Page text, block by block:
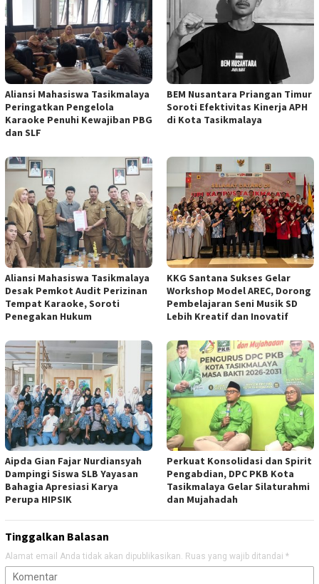
Aliansi Mahasiswa Tasikmalaya
Peringatkan Pengelola
Karaoke Penuhi Kewajiban PBG
dan SLF
BEM Nusantara Priangan Timur
Soroti Efektivitas Kinerja APH
di Kota Tasikmalaya
Aliansi Mahasiswa Tasikmalaya
Desak Pemkot Audit Perizinan
Tempat Karaoke, Soroti
Penegakan Hukum
KKG Santana Sukses Gelar
Workshop Model AREC, Dorong
Pembelajaran Seni Musik SD
Lebih Kreatif dan Inovatif
Aipda Gian Fajar Nurdiansyah
Dampingi Siswa SLB Yayasan
Bahagia Apresiasi Karya
Perupa HIPSIK
Perkuat Konsolidasi dan Spirit
Pengabdian, DPC PKB Kota
Tasikmalaya Gelar Silaturahmi
dan Mujahadah
Tinggalkan Balasan
Alamat email Anda tidak akan dipublikasikan. Ruas yang wajib ditandai *